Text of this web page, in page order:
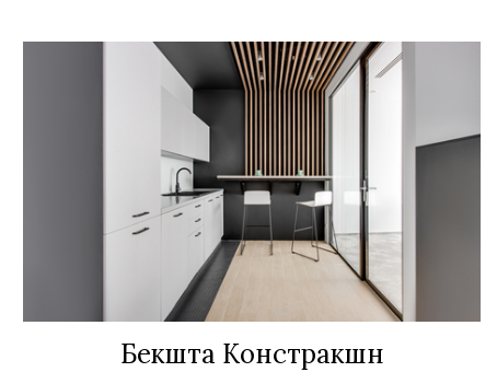
Бекшта Констракшн